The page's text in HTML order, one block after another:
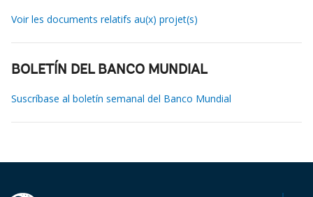
Voir les documents relatifs au(x) projet(s)
BOLETÍN DEL BANCO MUNDIAL
Suscríbase al boletín semanal del Banco Mundial